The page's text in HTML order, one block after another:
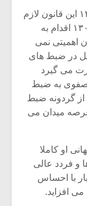
جالب اینجاست که در اردیبهشت ماه ۱۳۰۷ این قانون لازم
الاجرا می شود و جمال صفوی در پاییز ۱۳۰۷ اقدام به
اهمیتی نمی
در ضبط های
می گیرد
صفوی به ضبط
از گردونه ضبط
میدان می
او کاملا
و فردد عالی
با احساس
افزاید.